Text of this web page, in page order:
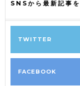
SNSから最新記事を
TWITTER
FACEBOOK